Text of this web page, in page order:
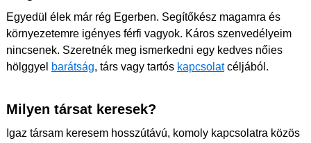
Egyedül élek már rég Egerben. Segítőkész magamra és
környezetemre igényes férfi vagyok. Káros szenvedélyeim
nincsenek. Szeretnék meg ismerkedni egy kedves nőies
hölggyel barátság, társ vagy tartós kapcsolatcéljából.
Milyen társat keresek?
Igaz társam keresem hosszútávú, komoly kapcsolatra közös